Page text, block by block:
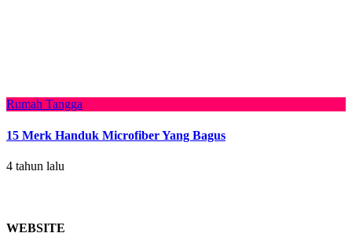
Rumah Tangga
15 Merk Handuk Microfiber Yang Bagus
4 tahun lalu
WEBSITE